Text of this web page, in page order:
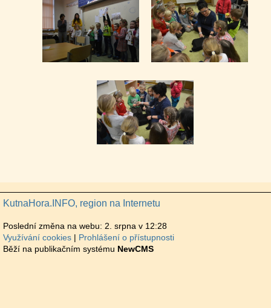
KutnaHora.INFO, region na Internetu
Poslední změna na webu: 2. srpna v 12:28
Využívání cookies
Prohlášení o přístupnosti
Běží na publikačním systému NewCMS